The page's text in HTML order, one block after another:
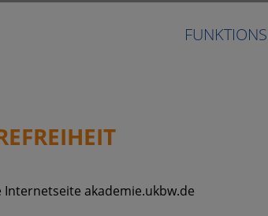
akademie.ukbw.de